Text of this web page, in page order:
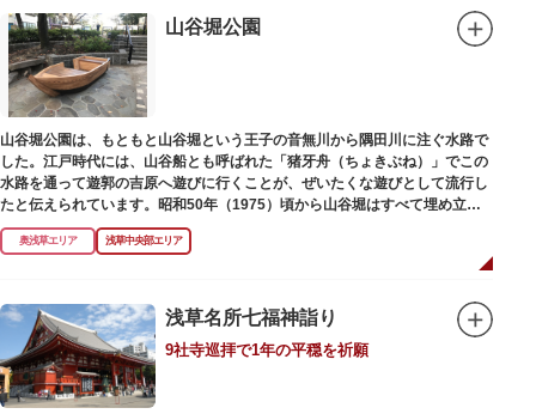
田川岸で里人から梅若の死を知らされ、髪をおろして妙亀尼と称し庵を結ん
だ、という説話です。謡曲『隅田川』はこの伝説をもとにしています。
塚の上には板碑が祀られています。この板碑には「弘安十一年戊子五月二十
二日孝子敬白」と刻まれており、区内でも古いものです。しかし妙亀塚と板
碑との関係は、明らかではありません。
なお、隅田川の対岸、木母寺（墨田区堤通）境内には梅若にちなむ梅若塚
（都旧跡）があり、この妙亀塚と相対するものと考えられています。
山谷堀公園
山谷堀公園は、もともと山谷堀という王子の音無川から隅田川に注ぐ水路で
した。江戸時代には、山谷船とも呼ばれた「猪牙舟（ちょきぶね）」でこの
水路を通って遊郭の吉原へ遊びに行くことが、ぜいたくな遊びとして流行し
たと伝えられています。昭和50年（1975）頃から山谷堀はすべて埋め立て
られて暗渠となり、細長い公園として生まれ変わりました。山谷堀公園に
は、猪牙舟についての説明板も設置されています。
奥浅草エリア 浅草中央部エリア
浅草名所七福神詣り
9社寺巡拝で1年の平穏を祈願